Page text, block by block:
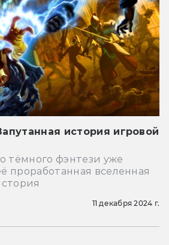
история игровой
тёмного фэнтези уже
проработанная вселенная
11 декабря 2024 г.